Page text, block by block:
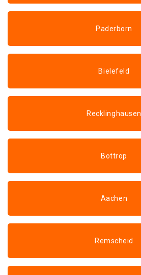
Paderborn
Bielefeld
Recklinghausen
Bottrop
Aachen
Remscheid